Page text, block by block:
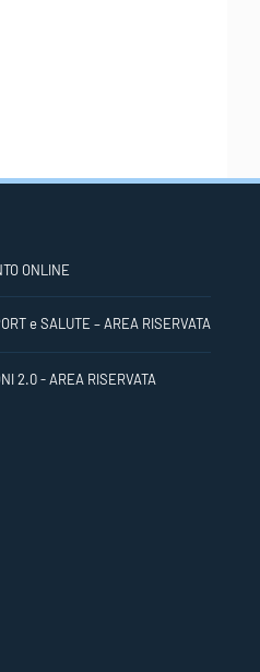
ONLINE
e SALUTE – AREA RISERVATA
2.0 - AREA RISERVATA